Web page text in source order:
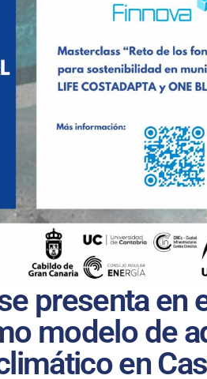
presenta en
modelo de
en